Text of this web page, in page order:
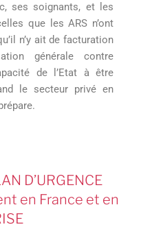
ses soignants, et les
que les ARS n’ont
n’y ait de facturation
générale contre
de l’Etat à être
le secteur privé en
D’URGENCE
en France et en